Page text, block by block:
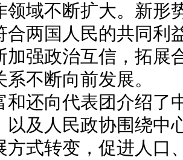
领域不断扩大。新形
合两国人民的共同利
加强政治互信，拓展
不断向前发展。
向代表团介绍了
以及人民政协围绕中
方式转变，促进人口